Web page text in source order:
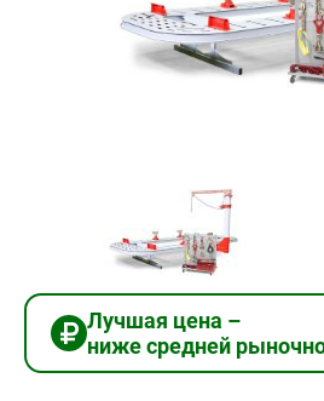
Лучшая цена –
ниже средней
Добавить в корзину
Купить в 1 клик
В кредит от 19 997 руб/